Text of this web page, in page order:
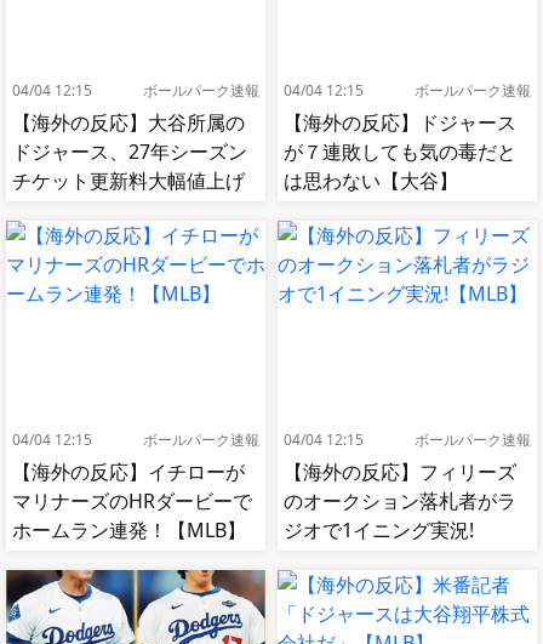
04/04 12:15 ボールパーク速報
【海外の反応】大谷所属の
ドジャース、27年シーズン
チケット更新料大幅値上げ
04/04 12:15 ボールパーク速報
【海外の反応】ドジャース
が７連敗しても気の毒だと
は思わない【大谷】
04/04 12:15 ボールパーク速報
【海外の反応】イチローが
マリナーズのHRダービーで
ホームラン連発！【MLB】
04/04 12:15 ボールパーク速報
【海外の反応】フィリーズ
のオークション落札者がラ
ジオで1イニング実況!